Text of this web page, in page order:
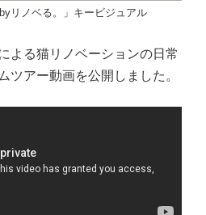
リノベる。」キービジュアル
よる猫リノベーションの日常
ツアー動画を公開しました。